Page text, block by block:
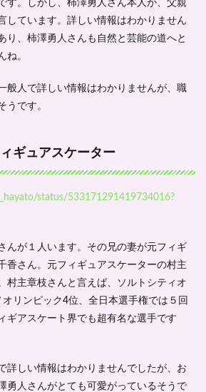
す。しかし、柿澤勇人さん本人が、父親
しています。詳しい情報はわかりません
り、柿澤勇人さんも自然と芸能の道へと
ね。
般人で詳しい情報はわかりませんが、職
うです。
ギュアスケーター
status/533171291419734016?
んが１人います。その兄の妻が元フィギ
香さん。元フィギュアスケーターの村主
村主章枝さんと言えば、ソルトシティオ
リンピック4位、全日本選手権では５回
ギアスケート界でも超有名な選手です
詳しい情報はわかりませんでしたが、お
勇人さんがとても可愛がっているそうで